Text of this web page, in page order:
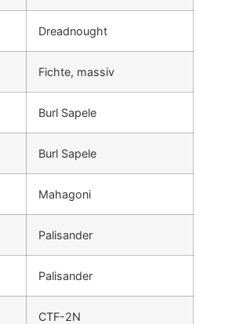
Dreadnought
Fichte, massiv
Burl Sapele
Burl Sapele
Mahagoni
Palisander
Palisander
CTF-2N